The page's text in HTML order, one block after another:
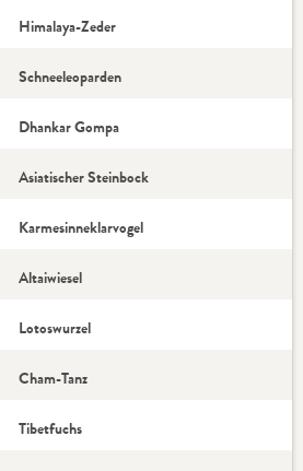
Himalaya-Zeder
Schneeleoparden
Dhankar Gompa
Asiatischer Steinbock
Karmesinneklarvogel
Altaiwiesel
Lotoswurzel
Cham-Tanz
Tibetfuchs